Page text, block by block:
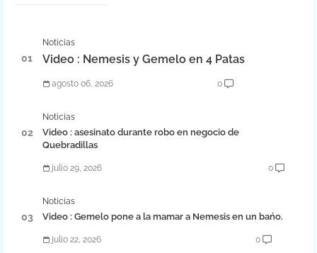
Noticias
Video : Nemesis y Gemelo en 4 Patas
agosto 06, 2026 0
Noticias
Video : asesinato durante robo en negocio de
Quebradillas
julio 29, 2026 0
Noticias
Video : Gemelo pone a la mamar a Nemesis en un bańo.
julio 22, 2026 0